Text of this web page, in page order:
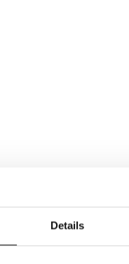
Details